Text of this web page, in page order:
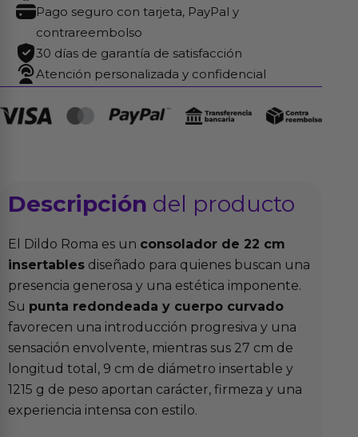
Pago seguro con tarjeta, PayPal y
contrareembolso
30 días de garantía de satisfacción
Atención personalizada y confidencial
Descripción del producto
El Dildo Roma es un consolador de 22 cm
insertables diseñado para quienes buscan una
presencia generosa y una estética imponente.
Su punta redondeada y cuerpo curvado
favorecen una introducción progresiva y una
sensación envolvente, mientras sus 27 cm de
longitud total, 9 cm de diámetro insertable y
1215 g de peso aportan carácter, firmeza y una
experiencia intensa con estilo.